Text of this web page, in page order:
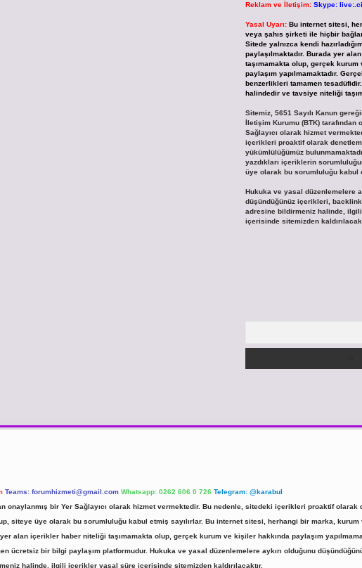
Reklam ve İletişim: Skype:
Yasal Uyarı: Bu internet sitesi,
veya şahıs şirketi ile hiçbir
Sitede yalnızca kendi
paylaşılmaktadır. Burada yer
taşımamakta olup, gerçek kurum
paylaşım yapılmamaktadır.
benzerlikleri tamamen
halindedir ve tavsiye niteliği
Sitemiz, 5651 Sayılı Kanun
İletişim Kurumu (BTK) tarafından
Sağlayıcı olarak hizmet
içerikleri proaktif olarak
yükümlülüğümüz
yazdıkları içeriklerin
üye olarak bu sorumluluğu kabul
Hukuka ve yasal düzenlemelere
düşündüğünüz içerikleri,
adresine bildirmeniz halinde,
içerisinde sitemizden
Teams: forumhizmeti@gmail.com Whatsapp: 0262 606 0 726 Telegram: @karabul
bir Yer Sağlayıcı olarak hizmet vermektedir. Bu nedenle, sitedeki içerikleri proaktif olarak
siteye üye olarak bu sorumluluğu kabul etmiş sayılırlar. Bu internet sitesi, herhangi bir marka,
yer alan içerikler haber niteliği taşımamakta olup, gerçek kurum ve kişiler hakkında paylaşım
bir bilgi paylaşım platformudur. Hukuka ve yasal düzenlemelere aykırı olduğunu
halinde, ilgili içerikler yasal süre içerisinde sitemizden kaldırılacaktır.